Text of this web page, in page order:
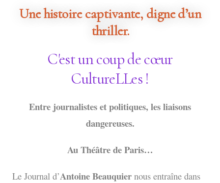
Une histoire captivante, digne d’un
thriller.
C'est un coup de cœur
CultureLLes !
Entre journalistes et politiques, les liaisons
dangereuses.
Au Théâtre de Paris…
Le Journal d’Antoine Beauquier nous entraîne dans